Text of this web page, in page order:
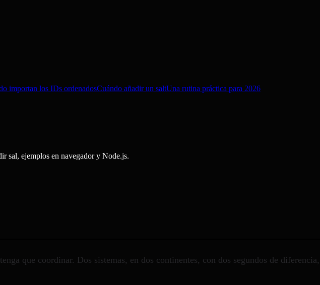
importan los IDs ordenadosCuándo añadir un saltUna rutina práctica para 2026
sal, ejemplos en navegador y Node.js.
que coordinar. Dos sistemas, en dos continentes, con dos segundos de diferencia,